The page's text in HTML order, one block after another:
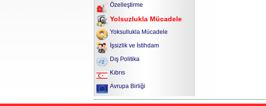
Özelleştirme
Yolsuzlukla Mücadele
Yoksullukla Mücadele
İşsizlik ve İstihdam
Dış Politika
Kıbrıs
Avrupa Birliği